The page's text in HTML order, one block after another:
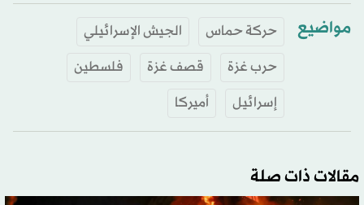
مواضيع حركة حماس
الجيش الإسرائيلي
حرب غزة
قصف غزة
فلسطين
إسرائيل
أميركا
مقالات ذات صلة